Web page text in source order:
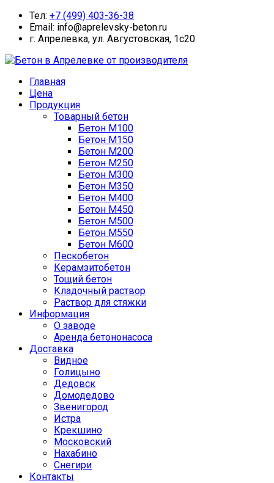
Тел: +7 (499) 403-36-38
Email: info@aprelevsky-beton.ru
г. Апрелевка, ул. Августовская, 1с20
Главная
Цена
Продукция
Товарный бетон
Бетон М100
Бетон М150
Бетон М200
Бетон М250
Бетон М300
Бетон М350
Бетон М400
Бетон М450
Бетон М500
Бетон М550
Бетон М600
Пескобетон
Керамзитобетон
Тощий бетон
Кладочный раствор
Раствор для стяжки
Информация
О заводе
Аренда бетононасоса
Доставка
Видное
Голицыно
Дедовск
Домодедово
Звенигород
Истра
Крекшино
Московский
Нахабино
Снегири
Контакты